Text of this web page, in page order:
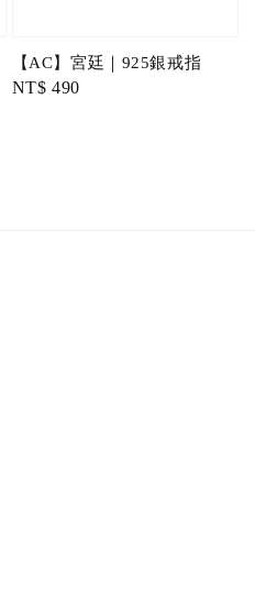
【AC】宮廷｜925銀戒指
Regular
NT$ 490